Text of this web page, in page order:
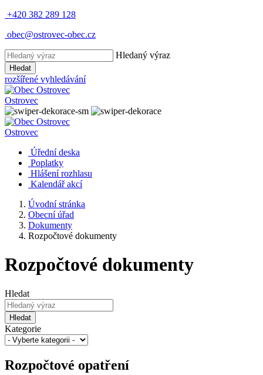
+420 382 289 128
obec@ostrovec-obec.cz
Hledaný výraz
Hledat
rozšířené vyhledávání
Ostrovec
Ostrovec
Úřední deska
Poplatky
Hlášení rozhlasu
Kalendář akcí
Úvodní stránka
Obecní úřad
Dokumenty
Rozpočtové dokumenty
Rozpočtové dokumenty
Hledat
Hledat
Kategorie
Rozpočtové opatření